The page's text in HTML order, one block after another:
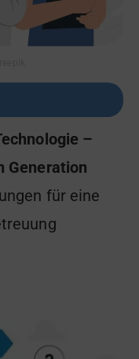
–
Generation
für eine